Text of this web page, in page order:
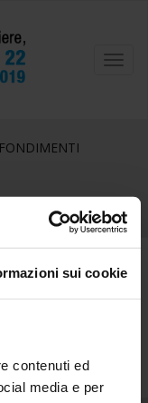
sui cookie
contenuti ed
media e per